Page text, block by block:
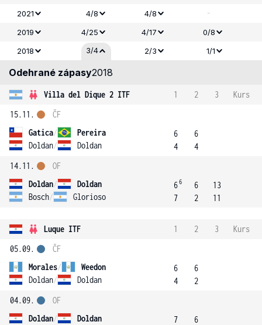
2021 4/8 4/8 -
2019 4/25 4/17
0/8
2018
3/4 2/3 1/1
Odehrané zápasy2018
Villa del Dique 2 ITF 1 2 3
Kurs
15.11.
Gatica/
Pereira
Doldan/ Doldan
ČF
6
4
6
4
14.11.
Doldan/
Doldan
Bosch/ Glorioso
OF
66
7
6
2
13
11
Luque ITF 1 2 3
Kurs
05.09.
Morales/
Weedon
Doldan/ Doldan
ČF
6
4
6
2
04.09.
Doldan/
Doldan
OF
7
6